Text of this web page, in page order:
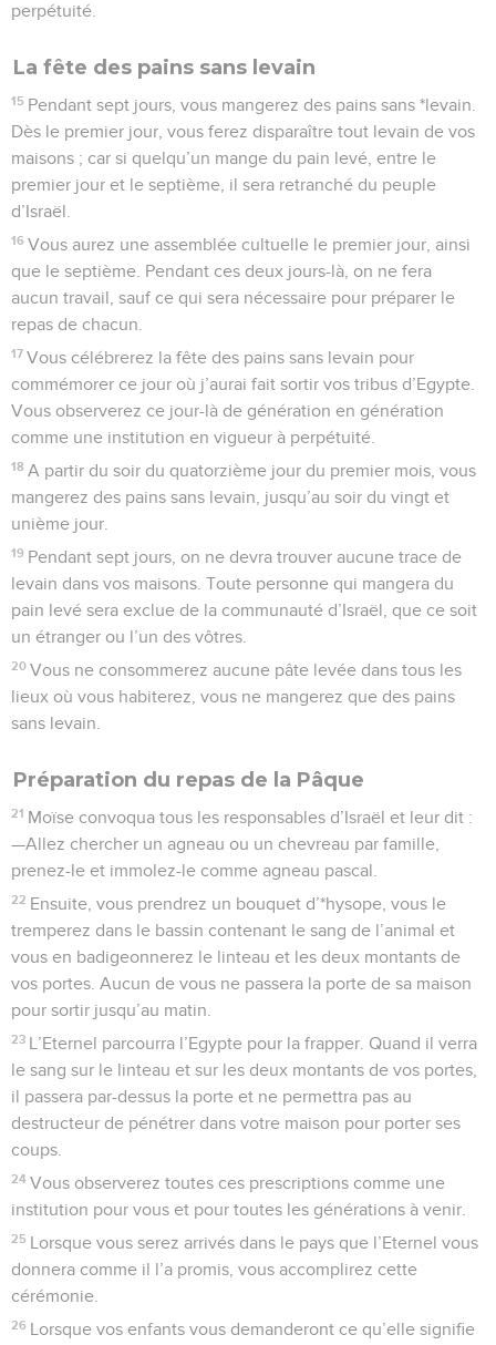
perpétuité.
La fête des pains sans levain
15 Pendant sept jours, vous mangerez des pains sans *levain.
Dès le premier jour, vous ferez disparaître tout levain de vos
maisons ; car si quelqu’un mange du pain levé, entre le
premier jour et le septième, il sera retranché du peuple
d’Israël.
16 Vous aurez une assemblée cultuelle le premier jour, ainsi
que le septième. Pendant ces deux jours-là, on ne fera
aucun travail, sauf ce qui sera nécessaire pour préparer le
repas de chacun.
17 Vous célébrerez la fête des pains sans levain pour
commémorer ce jour où j’aurai fait sortir vos tribus d’Egypte.
Vous observerez ce jour-là de génération en génération
comme une institution en vigueur à perpétuité.
18 A partir du soir du quatorzième jour du premier mois, vous
mangerez des pains sans levain, jusqu’au soir du vingt et
unième jour.
19 Pendant sept jours, on ne devra trouver aucune trace de
levain dans vos maisons. Toute personne qui mangera du
pain levé sera exclue de la communauté d’Israël, que ce soit
un étranger ou l’un des vôtres.
20 Vous ne consommerez aucune pâte levée dans tous les
lieux où vous habiterez, vous ne mangerez que des pains
sans levain.
Préparation du repas de la Pâque
21 Moïse convoqua tous les responsables d’Israël et leur dit :
—Allez chercher un agneau ou un chevreau par famille,
prenez-le et immolez-le comme agneau pascal.
22 Ensuite, vous prendrez un bouquet d’*hysope, vous le
tremperez dans le bassin contenant le sang de l’animal et
vous en badigeonnerez le linteau et les deux montants de
vos portes. Aucun de vous ne passera la porte de sa maison
pour sortir jusqu’au matin.
23 L’Eternel parcourra l’Egypte pour la frapper. Quand il verra
le sang sur le linteau et sur les deux montants de vos portes,
il passera par-dessus la porte et ne permettra pas au
destructeur de pénétrer dans votre maison pour porter ses
coups.
24 Vous observerez toutes ces prescriptions comme une
institution pour vous et pour toutes les générations à venir.
25 Lorsque vous serez arrivés dans le pays que l’Eternel vous
donnera comme il l’a promis, vous accomplirez cette
cérémonie.
26 Lorsque vos enfants vous demanderont ce qu’elle signifie